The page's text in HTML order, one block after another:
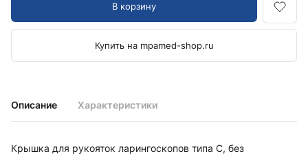
Описание Характеристики
Крышка для рукояток ларингоскопов типа C, без
В корзину
Купить на mpamed-shop.ru